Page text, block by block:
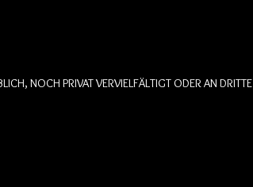
NOCH PRIVAT VERVIELFÄLTIGT ODER AN DRITTE